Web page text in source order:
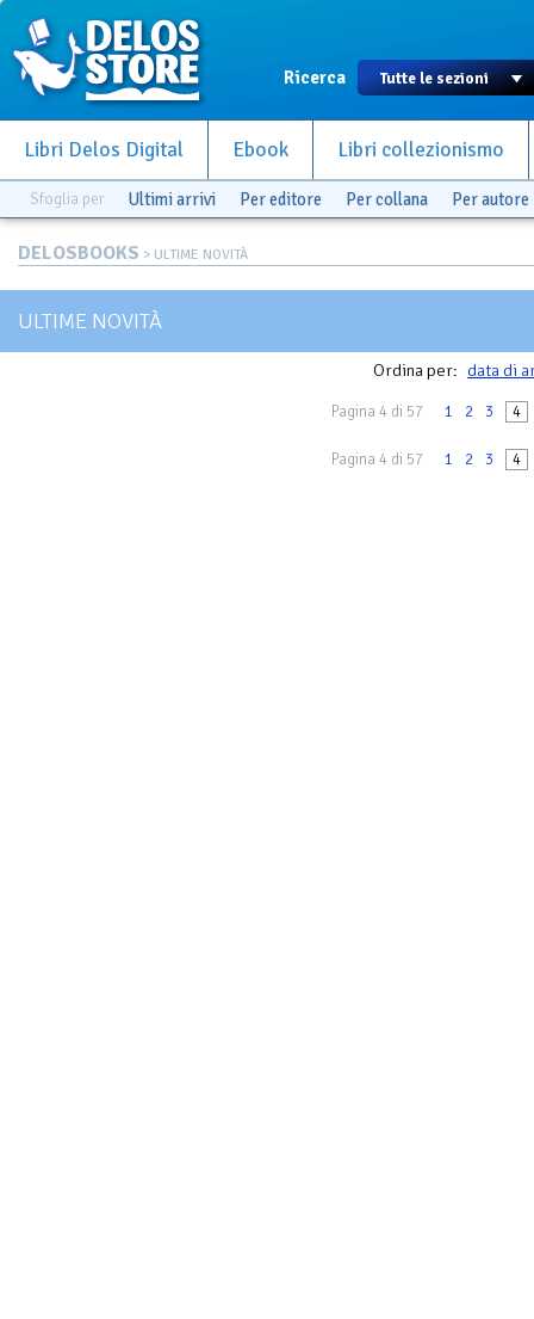
Ricerca
Libri Delos Digital Ebook Libri collezionismo
Sfoglia per Ultimi arrivi Per editore Per collana Per autore
DELOSBOOKS > ULTIME NOVITÀ
ULTIME NOVITÀ
Ordina per: data di
Pagina 4 di 57 1 2 3 4
Pagina 4 di 57 1 2 3 4